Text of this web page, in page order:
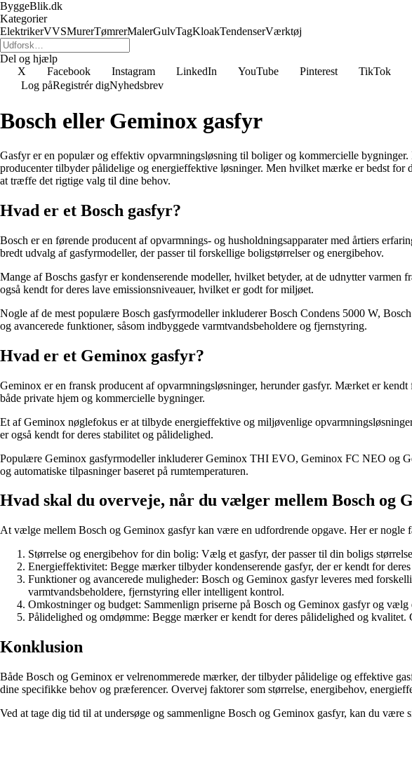
ByggeBlik.dk
Kategorier
ElektrikerVVSMurerTømrerMalerGulvTagKloakTendenserVærktøj
Del og hjælp
X
Facebook Instagram LinkedIn YouTube Pinterest TikTok
Log påRegistrér digNyhedsbrev
Bosch eller Geminox gasfyr
Gasfyr er en populær og effektiv opvarmningsløsning til boliger og kommercielle
producenter tilbyder pålidelige og energieffektive løsninger. Men hvilket mærke er bedst
at træffe det rigtige valg til dine behov.
Hvad er et Bosch gasfyr?
Bosch er en førende producent af opvarmnings- og husholdningsapparater med årtiers
bredt udvalg af gasfyrmodeller, der passer til forskellige boligstørrelser og energibehov.
Mange af Boschs gasfyr er kondenserende modeller, hvilket betyder, at de udnytter
også kendt for deres lave emissionsniveauer, hvilket er godt for miljøet.
Nogle af de mest populære Bosch gasfyrmodeller inkluderer Bosch Condens 5000 W,
og avancerede funktioner, såsom indbyggede varmtvandsbeholdere og fjernstyring.
Hvad er et Geminox gasfyr?
Geminox er en fransk producent af opvarmningsløsninger, herunder gasfyr. Mærket er
både private hjem og kommercielle bygninger.
Et af Geminox nøglefokus er at tilbyde energieffektive og miljøvenlige
er også kendt for deres stabilitet og pålidelighed.
Populære Geminox gasfyrmodeller inkluderer Geminox THI EVO, Geminox FC NEO og
og automatiske tilpasninger baseret på rumtemperaturen.
Hvad skal du overveje, når du vælger mellem Bosch og
At vælge mellem Bosch og Geminox gasfyr kan være en udfordrende opgave. Her er
Størrelse og energibehov for din bolig: Vælg et gasfyr, der passer til din boligs
Energieffektivitet: Begge mærker tilbyder kondenserende gasfyr, der er kendt for
Funktioner og avancerede muligheder: Bosch og Geminox gasfyr leveres med
varmtvandsbeholdere, fjernstyring eller intelligent kontrol.
Omkostninger og budget: Sammenlign priserne på Bosch og Geminox gasfyr og
Pålidelighed og omdømme: Begge mærker er kendt for deres pålidelighed og
Konklusion
Både Bosch og Geminox er velrenommerede mærker, der tilbyder pålidelige og effektive
dine specifikke behov og præferencer. Overvej faktorer som størrelse, energibehov,
Ved at tage dig tid til at undersøge og sammenligne Bosch og Geminox gasfyr, kan du